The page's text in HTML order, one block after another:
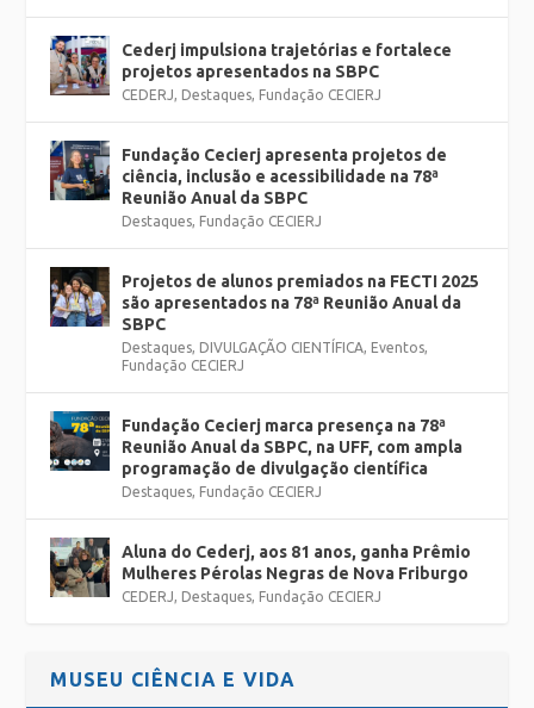
Cederj impulsiona trajetórias e fortalece
projetos apresentados na SBPC
CEDERJ, Destaques, Fundação CECIERJ
Fundação Cecierj apresenta projetos de
ciência, inclusão e acessibilidade na 78ª
Reunião Anual da SBPC
Destaques, Fundação CECIERJ
Projetos de alunos premiados na FECTI 2025
são apresentados na 78ª Reunião Anual da
SBPC
Destaques, DIVULGAÇÃO CIENTÍFICA, Eventos,
Fundação CECIERJ
Fundação Cecierj marca presença na 78ª
Reunião Anual da SBPC, na UFF, com ampla
programação de divulgação científica
Destaques, Fundação CECIERJ
Aluna do Cederj, aos 81 anos, ganha Prêmio
Mulheres Pérolas Negras de Nova Friburgo
CEDERJ, Destaques, Fundação CECIERJ
MUSEU CIÊNCIA E VIDA